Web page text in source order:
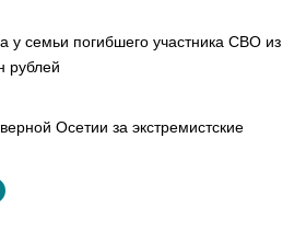
у семьи погибшего участника СВО из
рублей
Осетии за экстремистские